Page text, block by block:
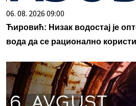
06. 08. 2026 09:00
Ћировић: Низак водостај је
вода да се рационално користи